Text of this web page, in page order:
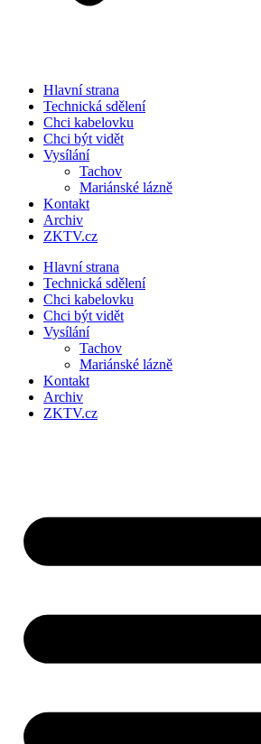
Hlavní strana
Technická sdělení
Chci kabelovku
Chci být vidět
Vysílání
Tachov
Mariánské lázně
Kontakt
Archiv
ZKTV.cz
Hlavní strana
Technická sdělení
Chci kabelovku
Chci být vidět
Vysílání
Tachov
Mariánské lázně
Kontakt
Archiv
ZKTV.cz